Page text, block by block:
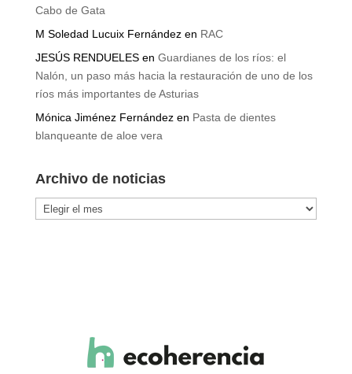
Cabo de Gata
M Soledad Lucuix Fernándezen RAC
JESÚS RENDUELESen Guardianes de los ríos: el
Nalón, un paso más hacia la restauración de uno de los
ríos más importantes de Asturias
Mónica Jiménez Fernándezen Pasta de dientes
blanqueante de aloe vera
Archivo de noticias
Archivo
de